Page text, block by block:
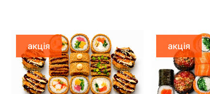
акція акція